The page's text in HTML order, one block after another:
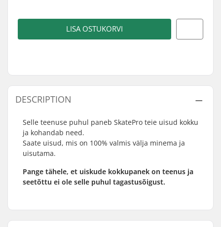
LISA OSTUKORVI
DESCRIPTION
Selle teenuse puhul paneb SkatePro teie uisud kokku
ja kohandab need.
Saate uisud, mis on 100% valmis välja minema ja
uisutama.
Pange tähele, et uiskude kokkupanek on teenus ja
seetõttu ei ole selle puhul tagastusõigust.